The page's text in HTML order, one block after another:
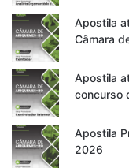
Apostila
Câmara
Apostila
concurso
Apostila
2026